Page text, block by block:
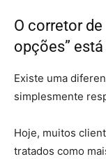
O corretor
opções”
Existe uma
simplesmente
Hoje, muitos
tratados como